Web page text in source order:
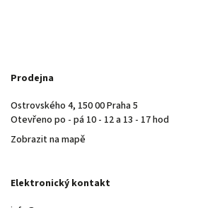
Prodejna
Ostrovského 4, 150 00 Praha 5
Otevřeno po - pá 10 - 12 a 13 - 17 hod
Zobrazit na mapě
Elektronický kontakt